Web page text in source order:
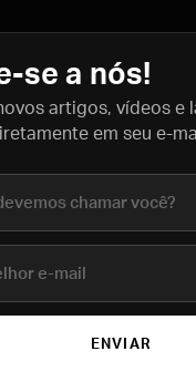
se a nós!
artigos, vídeos e
em seu e-
ENVIAR